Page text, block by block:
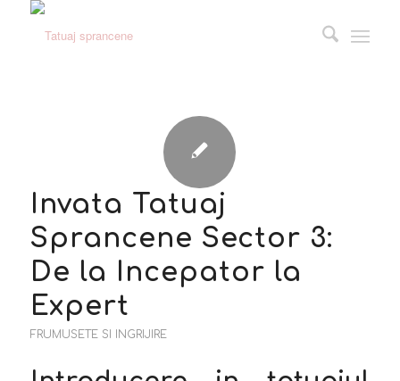
Invata Tatuaj
Sprancene Sector 3:
De la Incepator la
Expert
FRUMUSETE SI INGRIJIRE